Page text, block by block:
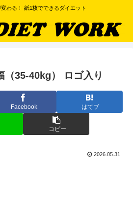
わる！ 紙1枚でできるダイエット
（35-40kg） ロゴ入り
Facebook はてブ
コピー
2026.05.31